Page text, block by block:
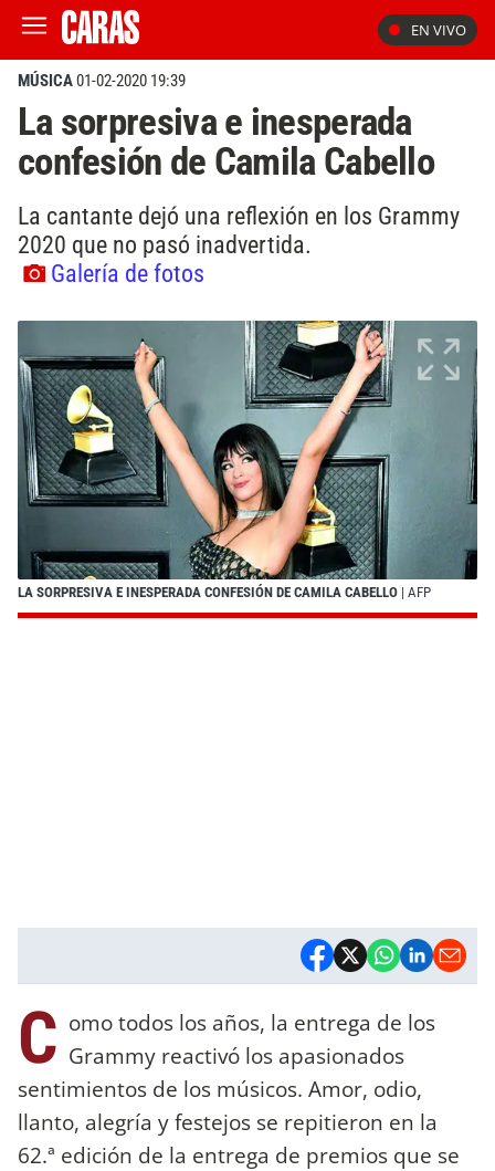
EN VIVO
MÚSICA01-02-2020 19:39
La sorpresiva e inesperada
confesión de Camila Cabello
La cantante dejó una reflexión en los Grammy
2020 que no pasó inadvertida.
Galería de fotos
LA SORPRESIVA E INESPERADA CONFESIÓN DE CAMILA CABELLO | AFP
C omo todos los años, la entrega de los
Grammy reactivó los apasionados
sentimientos de los músicos. Amor, odio,
llanto, alegría y festejos se repitieron en la
62.ª edición de la entrega de premios que se